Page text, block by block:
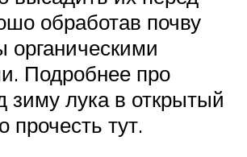
обработав почву
Подробнее про
зиму лука в открытый
прочесть тут.